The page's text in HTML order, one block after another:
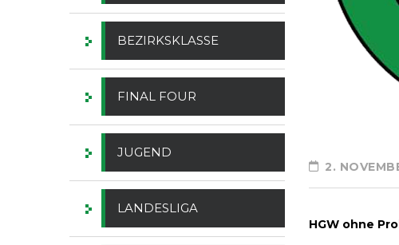
2.
HGW ohne
BEZIRKSKLASSE
FINAL FOUR
JUGEND
LANDESLIGA